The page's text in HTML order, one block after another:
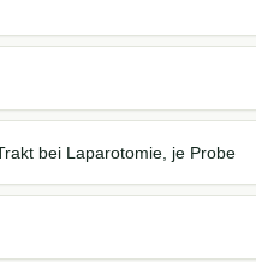
bei Laparotomie, je Probe